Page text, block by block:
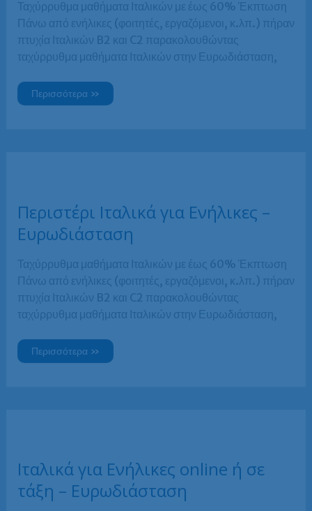
Ταχύρρυθμα μαθήματα Ιταλικών με έως 60% Έκπτωση
Πάνω από ενήλικες (φοιτητές, εργαζόμενοι, κ.λπ.) πήραν
πτυχία Ιταλικών B2 και C2 παρακολουθώντας
ταχύρρυθμα μαθήματα Ιταλικών στην Ευρωδιάσταση,
Πειραιάς
Ιταλικά
Περισσότερα »
Περιστέρι Ιταλικά για Ενήλικες –
Ευρωδιάσταση
Ταχύρρυθμα μαθήματα Ιταλικών με έως 60% Έκπτωση
Πάνω από ενήλικες (φοιτητές, εργαζόμενοι, κ.λπ.) πήραν
πτυχία Ιταλικών B2 και C2 παρακολουθώντας
ταχύρρυθμα μαθήματα Ιταλικών στην Ευρωδιάσταση,
Περιστέρι
Ιταλικά
Περισσότερα »
Ιταλικά για Ενήλικες online ή σε
τάξη – Ευρωδιάσταση